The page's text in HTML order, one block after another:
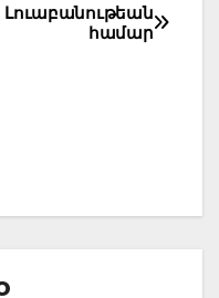
Լուաբանութեան
համար